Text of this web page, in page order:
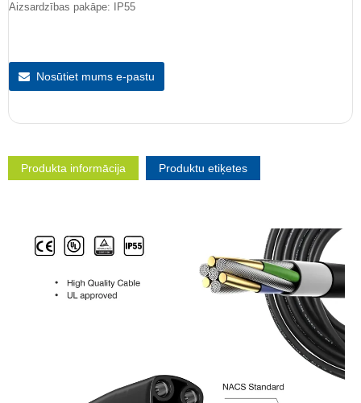
Aizsardzības pakāpe: IP55
Nosūtiet mums e-pastu
Produkta informācija Produktu etiķetes